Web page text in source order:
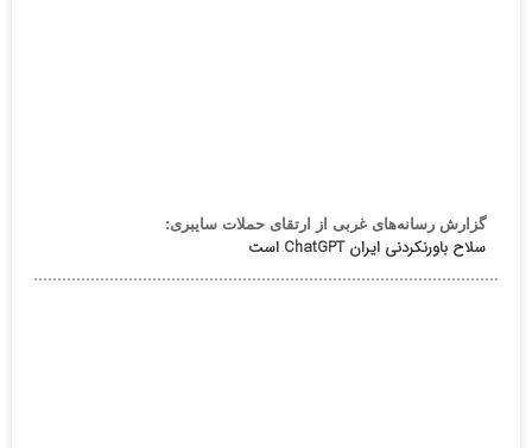
گزارش رسانه‌های غربی از ارتقای حملات سایبری:
سلاح باورنکردنی ایران ChatGPT است